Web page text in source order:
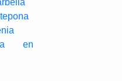
en